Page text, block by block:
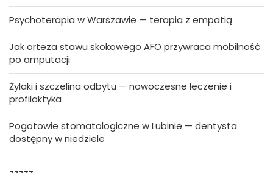
Psychoterapia w Warszawie — terapia z empatią
Jak orteza stawu skokowego AFO przywraca mobilność
po amputacji
Żylaki i szczelina odbytu — nowoczesne leczenie i
profilaktyka
Pogotowie stomatologiczne w Lubinie — dentysta
dostępny w niedziele